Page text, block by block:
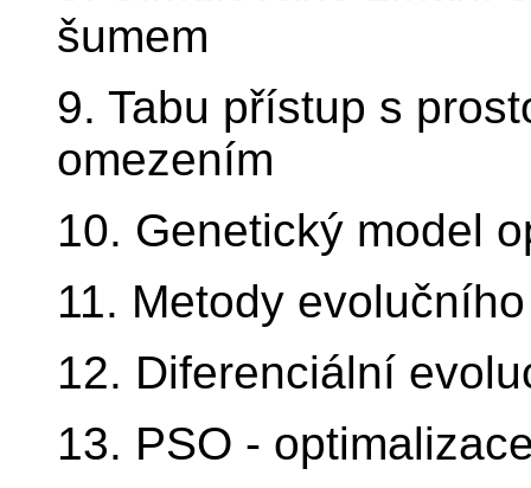
šumem
9. Tabu přístup s
omezením
10. Genetický model
11. Metody
12. Diferenciální
13. PSO -